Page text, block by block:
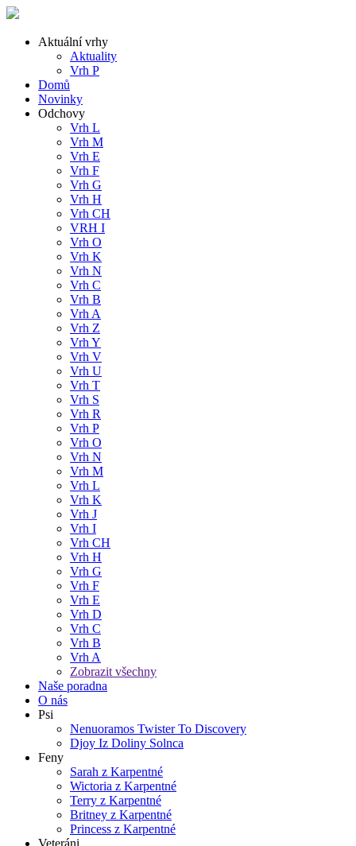
Aktuální vrhy
Aktuality
Vrh P
Domů
Novinky
Odchovy
Vrh L
Vrh M
Vrh E
Vrh F
Vrh G
Vrh H
Vrh CH
VRH I
Vrh O
Vrh K
Vrh N
Vrh C
Vrh B
Vrh A
Vrh Z
Vrh Y
Vrh V
Vrh U
Vrh T
Vrh S
Vrh R
Vrh P
Vrh O
Vrh N
Vrh M
Vrh L
Vrh K
Vrh J
Vrh I
Vrh CH
Vrh H
Vrh G
Vrh F
Vrh E
Vrh D
Vrh C
Vrh B
Vrh A
Zobrazit všechny
Naše poradna
O nás
Psi
Nenuoramos Twister To Discovery
Djoy Iz Doliny Solnca
Feny
Sarah z Karpentné
Wictoria z Karpentné
Terry z Karpentné
Britney z Karpentné
Princess z Karpentné
Veteráni